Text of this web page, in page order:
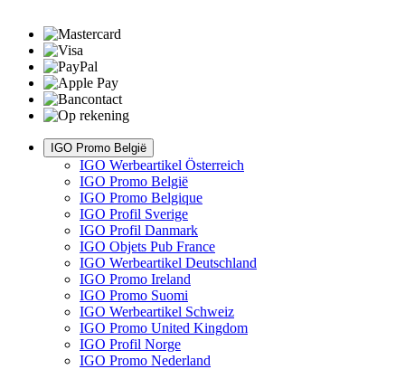
IGO Promo België
IGO Werbeartikel Österreich
IGO Promo België
IGO Promo Belgique
IGO Profil Sverige
IGO Profil Danmark
IGO Objets Pub France
IGO Werbeartikel Deutschland
IGO Promo Ireland
IGO Promo Suomi
IGO Werbeartikel Schweiz
IGO Promo United Kingdom
IGO Profil Norge
IGO Promo Nederland